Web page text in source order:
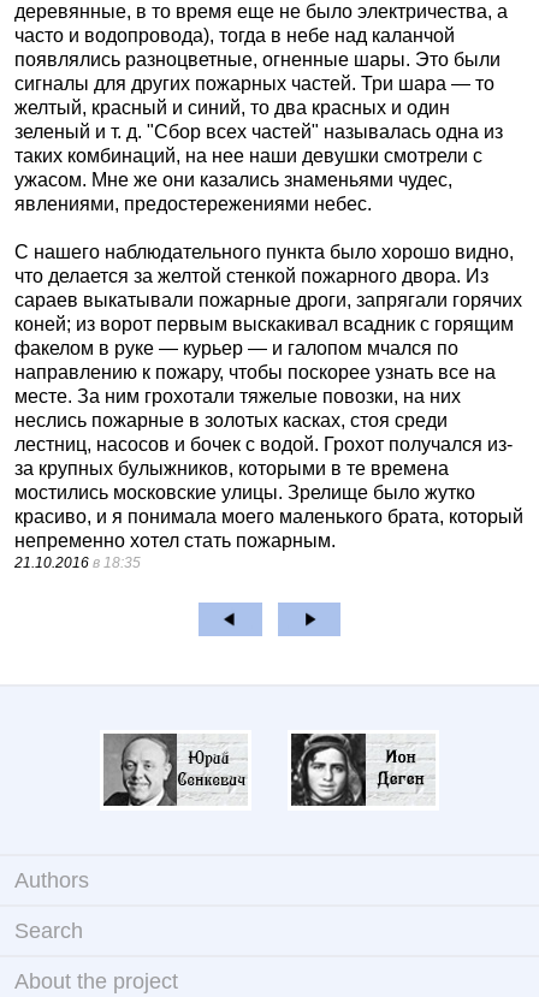
деревянные, в то время еще не было электричества, а
часто и водопровода), тогда в небе над каланчой
появлялись разноцветные, огненные шары. Это были
сигналы для других пожарных частей. Три шара — то
желтый, красный и синий, то два красных и один
зеленый и т. д. "Сбор всех частей" называлась одна из
таких комбинаций, на нее наши девушки смотрели с
ужасом. Мне же они казались знаменьями чудес,
явлениями, предостережениями небес.
С нашего наблюдательного пункта было хорошо видно,
что делается за желтой стенкой пожарного двора. Из
сараев выкатывали пожарные дроги, запрягали горячих
коней; из ворот первым выскакивал всадник с горящим
факелом в руке — курьер — и галопом мчался по
направлению к пожару, чтобы поскорее узнать все на
месте. За ним грохотали тяжелые повозки, на них
неслись пожарные в золотых касках, стоя среди
лестниц, насосов и бочек с водой. Грохот получался из-
за крупных булыжников, которыми в те времена
мостились московские улицы. Зрелище было жутко
красиво, и я понимала моего маленького брата, который
непременно хотел стать пожарным.
21.10.2016 в 18:35
Authors
Search
About the project